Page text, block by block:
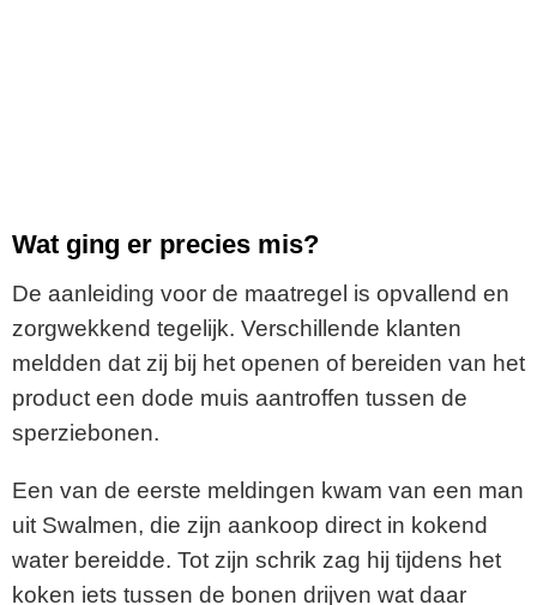
Wat ging er precies mis?
De aanleiding voor de maatregel is opvallend en
zorgwekkend tegelijk. Verschillende klanten
meldden dat zij bij het openen of bereiden van het
product een dode muis aantroffen tussen de
sperziebonen.
Een van de eerste meldingen kwam van een man
uit Swalmen, die zijn aankoop direct in kokend
water bereidde. Tot zijn schrik zag hij tijdens het
koken iets tussen de bonen drijven wat daar